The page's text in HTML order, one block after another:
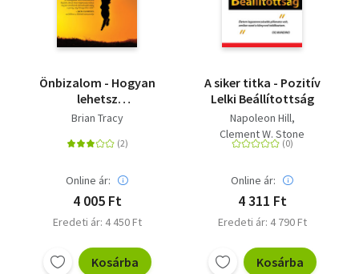
Önbizalom - Hogyan
lehetsz
ellenállhatatlan?
Brian Tracy
Online ár:
4 005 Ft
Eredeti ár: 4 450 Ft
Kosárba
A siker titka - Pozitív
Lelki Beállítottság
Napoleon Hill
Clement W. Stone
Online ár:
4 311 Ft
Eredeti ár: 4 790 Ft
Kosárba